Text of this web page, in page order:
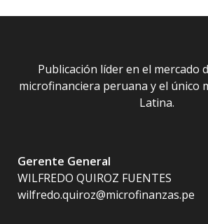
Publicación líder en el mercado
microfinanciera peruana y el único
Latina.
Gerente General
WILFREDO QUIROZ FUENTES
wilfredo.quiroz@microfinanzas.pe